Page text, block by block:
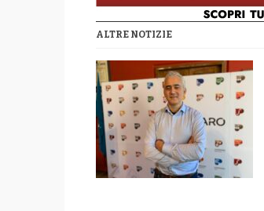
ALTRE NOTIZIE